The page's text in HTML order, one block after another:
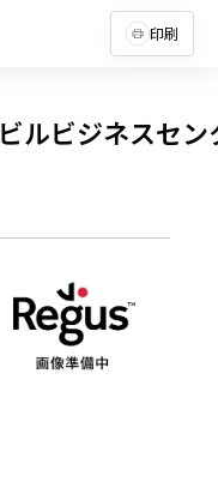
印刷
ルビジネスセン